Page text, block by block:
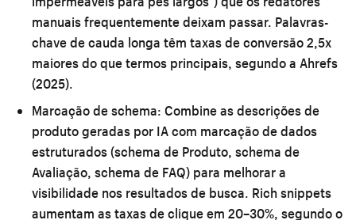
manuais frequentemente deixam passar. Palavras-
chave de cauda longa têm taxas de conversão 2,5x
maiores do que termos principais, segundo a Ahrefs
(2025).
Marcação de schema: Combine as descrições de
produto geradas por IA com marcação de dados
estruturados (schema de Produto, schema de
Avaliação, schema de FAQ) para melhorar a
visibilidade nos resultados de busca. Rich snippets
aumentam as taxas de clique em 20–30%, segundo o